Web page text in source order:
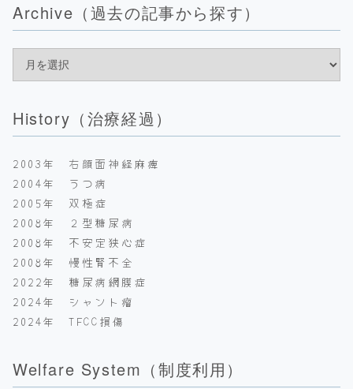
Archive（過去の記事から探す）
History（治療経過）
2003年 右顔面神経麻痺
2004年 うつ病
2005年 双極症
2008年 ２型糖尿病
2008年 不安定狭心症
2008年 慢性腎不全
2022年 糖尿病網膜症
2024年 シャント瘤
2024年 TFCC損傷
Welfare System（制度利用）